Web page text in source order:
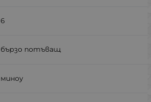
6
бързо потъващ
миноу